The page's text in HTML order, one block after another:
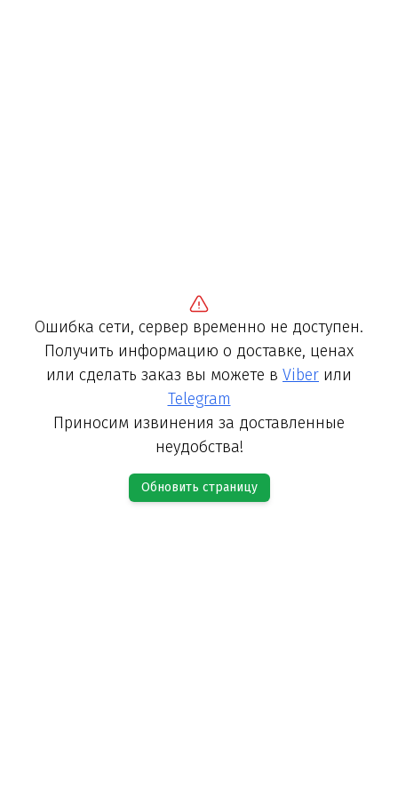
Ошибка сети, сервер временно не доступен.
Получить информацию о доставке, ценах
или сделать заказ вы можете в Viber или
Telegram
Приносим извинения за доставленные
неудобства!
Обновить страницу